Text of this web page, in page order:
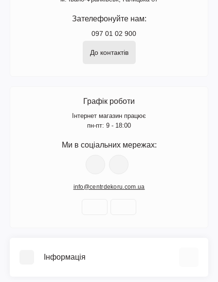
Зателефонуйте нам:
097 01 02 900
До контактів
Графік роботи
Інтернет магазин працює
пн-пт: 9 - 18:00
Ми в соціальних мережах:
info@centrdekoru.com.ua
Інформація